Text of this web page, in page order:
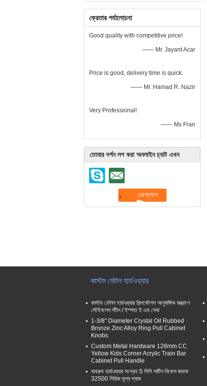
ক্রেতার পর্যালোচনা
Good quality with competitive price!
—— Mr. Jayant Acar
Price is good, delivery time is quick.
—— Mr. Hamad R. Nazir
Very Professional!
—— Ms Fran
তোমার দর্শন লগ করা অনলাইন চ্যাট এখন
কাস্টম মেটাল হার্ডওয়্যার
কাস্টম মেটাল হার্ডওয়্যার শিল্পকৌশল আনুষাঙ্গিক যন্ত্রাংশ
স্টেইনলেস স্টীল / ইস্পাত ই এম সেবা
1-3/8" Diameter Crystal Oil Rubbed
Bronze Zinc Alloy Ring Pull Cabinet
Knobs
Custom Metal Hardware 128mm CC
Yellow Kids Corner Acrylic Train Bar
Cabinet Pull Handle
বাথরুম হার্ডওয়্যার সংগ্রহ 5 পিসি সাটিন নিকেল জমাক
32500 সিরিজ মূল্য প্যাক